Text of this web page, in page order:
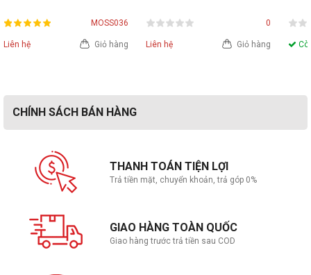
MOSS036
Liên hệ Giỏ hàng
0
Liên hệ Giỏ hàng
CHÍNH SÁCH BÁN HÀNG
THANH TOÁN TIỆN LỢI
Trả tiền mặt, chuyển khoản, trả góp 0%
GIAO HÀNG TOÀN QUỐC
Giao hàng trước trả tiền sau COD